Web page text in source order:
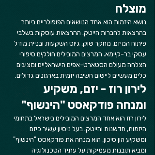
מוצלח
נושא היזמות הוא אחד הנושאים הפופולריים ביותר
בהרצאות לחברות הייטק. ההרצאות עוסקות בשלבי
פיתוח המיזם, מחקר שוק, גיוס השקעות ובניית מודל
עסקי בר-קיימא. המרצים המובילים חולקים סיפורי
הצלחה מעולם הסטארט-אפים הישראליים ומציגים
כלים מעשיים ליישום חשיבה יזמית בארגונים גדולים.
לירון רוז - יזם, משקיע
ומנחה פודקאסט "הינשוף"
לירון רוז הוא אחד המרצים המובילים בישראל בתחומי
היזמות, חדשנות והייטק. בעל ניסיון עשיר כיזם
ומשקיע הון סיכון, הוא מנחה את פודקאסט "הינשוף"
ומביא תובנות מעמיקות על עתיד הטכנולוגיה